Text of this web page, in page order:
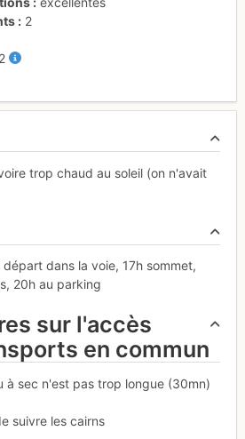
2
trop chaud au soleil (on n'avait
dans la voie, 17h sommet,
20h au parking
sur l'accès
en commun
à sec n'est pas trop longue (30mn)
suivre les cairns